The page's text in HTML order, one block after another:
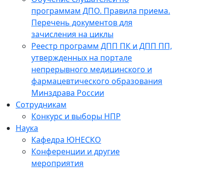
программам ДПО. Правила приема.
Перечень документов для
зачисления на циклы
Реестр программ ДПП ПК и ДПП ПП,
утвержденных на портале
непрерывного медицинского и
фармацевтического образования
Минздрава России
Сотрудникам
Конкурс и выборы НПР
Наука
Кафедра ЮНЕСКО
Конференции и другие
мероприятия